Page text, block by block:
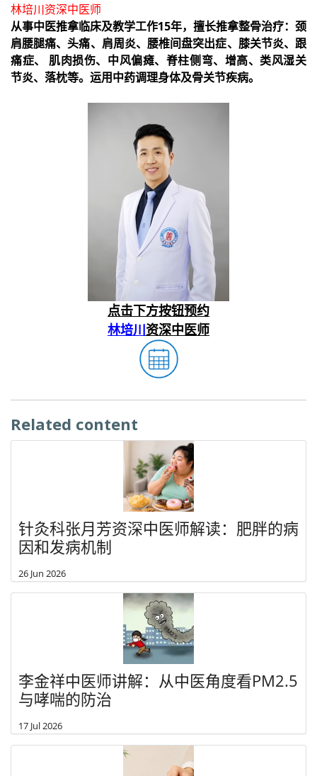
林培川资深中医师
从事中医推拿临床及教学工作15年，擅长推拿整骨治疗：颈
肩腰腿痛、头痛、肩周炎、腰椎间盘突出症、膝关节炎、跟
痛症、 肌肉损伤、中风偏瘫、脊柱侧弯、增高、类风湿关
节炎、落枕等。运用中药调理身体及骨关节疾病。
点击下方按钮预约
林培川资深中医师
Related content
针灸科张月芳资深中医师解读：肥胖的病
因和发病机制
26 Jun 2026
李金祥中医师讲解：从中医角度看PM2.5
与哮喘的防治
17 Jul 2026